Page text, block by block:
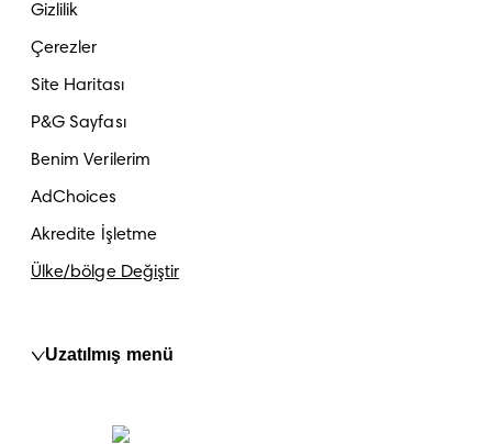
Gizlilik
Çerezler
Site Haritası
P&G Sayfası
Benim Verilerim
AdChoices
Akredite İşletme
Ülke/bölge Değiştir
Uzatılmış menü